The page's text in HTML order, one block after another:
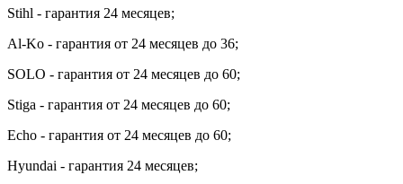
Stihl - гарантия 24 месяцев;
Al-Ko - гарантия от 24 месяцев до 36;
SOLO - гарантия от 24 месяцев до 60;
Stiga - гарантия от 24 месяцев до 60;
Echo - гарантия от 24 месяцев до 60;
Hyundai - гарантия 24 месяцев;